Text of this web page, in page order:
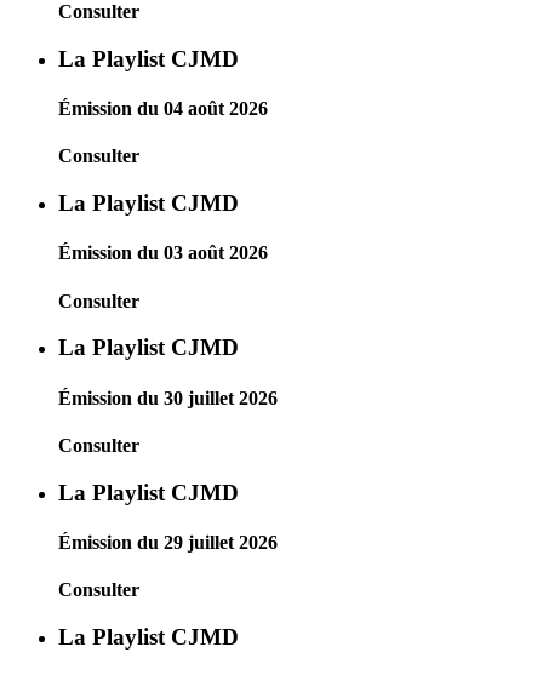
Consulter
La Playlist CJMD
Émission du 04 août 2026
Consulter
La Playlist CJMD
Émission du 03 août 2026
Consulter
La Playlist CJMD
Émission du 30 juillet 2026
Consulter
La Playlist CJMD
Émission du 29 juillet 2026
Consulter
La Playlist CJMD